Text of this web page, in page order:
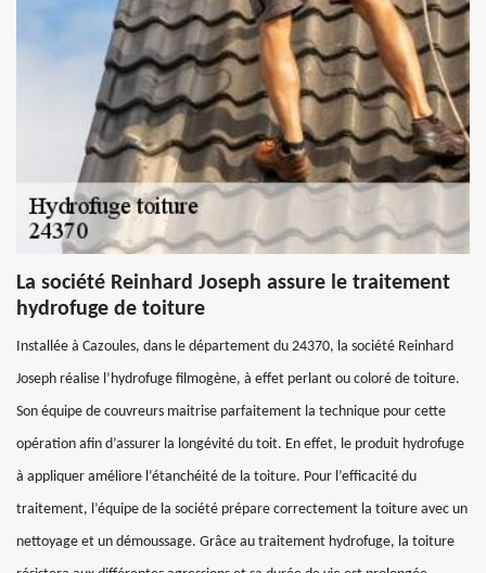
La société Reinhard Joseph assure le traitement
hydrofuge de toiture
Installée à Cazoules, dans le département du 24370, la société Reinhard
Joseph réalise l’hydrofuge filmogène, à effet perlant ou coloré de toiture.
Son équipe de couvreurs maitrise parfaitement la technique pour cette
opération afin d’assurer la longévité du toit. En effet, le produit hydrofuge
à appliquer améliore l’étanchéité de la toiture. Pour l’efficacité du
traitement, l’équipe de la société prépare correctement la toiture avec un
nettoyage et un démoussage. Grâce au traitement hydrofuge, la toiture